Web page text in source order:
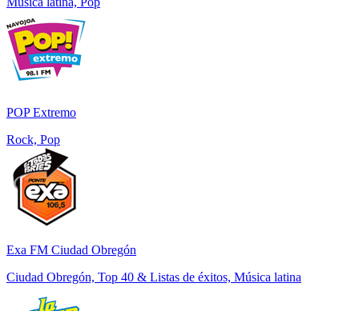
POP Extremo
Rock, Pop
Exa FM Ciudad Obregón
Ciudad Obregón, Top 40 & Listas de éxitos, Música latina